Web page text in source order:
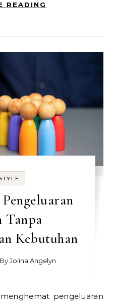
READING
Tanpa
Kebutuhan
Jolina Angelyn